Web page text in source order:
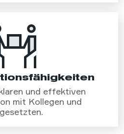
und effektiven
mit Kollegen und